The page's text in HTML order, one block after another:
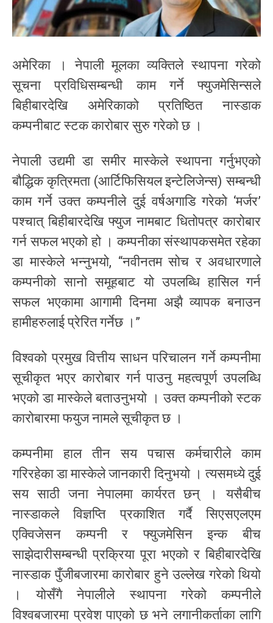
अमेरिका । नेपाली मूलका व्यक्तिले स्थापना गरेको
सूचना प्रविधिसम्बन्धी काम गर्ने फ्युजमेसिन्सले
बिहीबारदेखि अमेरिकाको प्रतिष्ठित नास्डाक
कम्पनीबाट स्टक कारोबार सुरु गरेको छ ।
नेपाली उद्यमी डा समीर मास्केले स्थापना गर्नुभएको
बौद्धिक कृत्रिमता (आर्टिफिसियल इन्टेलिजेन्स) सम्बन्धी
काम गर्ने उक्त कम्पनीले दुई वर्षअगाडि गरेको ‘मर्जर’
पश्चात् बिहीबारदेखि फ्युज नामबाट धितोपत्र कारोबार
गर्न सफल भएको हो । कम्पनीका संस्थापकसमेत रहेका
डा मास्केले भन्नुभयो, “नवीनतम सोच र अवधारणाले
कम्पनीको सानो समूहबाट यो उपलब्धि हासिल गर्न
सफल भएकामा आगामी दिनमा अझै व्यापक बनाउन
हामीहरुलाई प्रेरित गर्नेछ ।”
विश्वको प्रमुख वित्तीय साधन परिचालन गर्ने कम्पनीमा
सूचीकृत भएर कारोबार गर्न पाउनु महत्वपूर्ण उपलब्धि
भएको डा मास्केले बताउनुभयो । उक्त कम्पनीको स्टक
कारोबारमा फयुज नामले सूचीकृत छ ।
कम्पनीमा हाल तीन सय पचास कर्मचारीले काम
गरिरहेका डा मास्केले जानकारी दिनुभयो । त्यसमध्ये दुई
सय साठी जना नेपालमा कार्यरत छन् । यसैबीच
नास्डाकले विज्ञप्ति प्रकाशित गर्दै सिएसएलएम
एक्विजेसन कम्पनी र फ्युजमेसिन इन्क बीच
साझेदारीसम्बन्धी प्रक्रिया पूरा भएको र बिहीबारदेखि
नास्डाक पुँजीबजारमा कारोबार हुने उल्लेख गरेको थियो
। योसँगै नेपालीले स्थापना गरेको कम्पनीले
विश्वबजारमा प्रवेश पाएको छ भने लगानीकर्ताका लागि